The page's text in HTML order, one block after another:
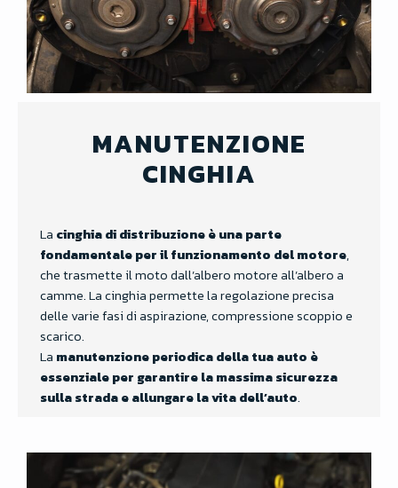
MANUTENZIONE
CINGHIA
La cinghia di distribuzione è una parte
fondamentale per il funzionamento del motore,
che trasmette il moto dall’albero motore all’albero a
camme. La cinghia permette la regolazione precisa
delle varie fasi di aspirazione, compressione scoppio e
scarico.
La manutenzione periodica della tua auto è
essenziale per garantire la massima sicurezza
sulla strada e allungare la vita dell’auto.